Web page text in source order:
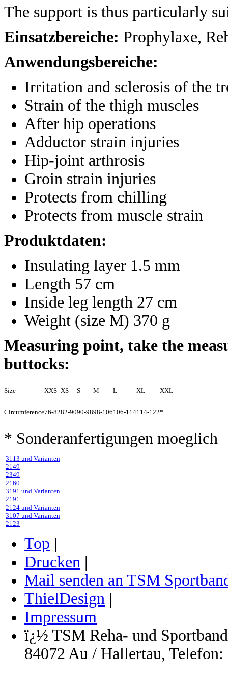
The support is thus particularly
Einsatzbereiche: Prophylaxe,
Anwendungsbereiche:
Irritation and sclerosis of the
Strain of the thigh muscles
After hip operations
Adductor strain injuries
Hip-joint arthrosis
Groin strain injuries
Protects from chilling
Protects from muscle strain
Produktdaten:
Insulating layer 1.5 mm
Length 57 cm
Inside leg length 27 cm
Weight (size M) 370 g
Measuring point, take the
buttocks:
Size XXS XS S M L XL XXL
Circumference76-8282-9090-9898-106106-114114-122*
* Sonderanfertigungen moeglich
3113 und Varianten
2149
2349
2160
3191 und Varianten
2191
2124 und Varianten
3107 und Varianten
2123
Top |
Drucken |
Mail senden an TSM
ThielDesign |
Impressum
ï¿½ TSM Reha- und
84072 Au / Hallertau,